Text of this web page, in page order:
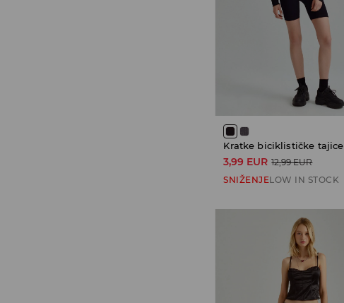
Kratke biciklističke tajice
3,99 EUR 12,99 EUR
SNIŽENJELOW IN STOCK